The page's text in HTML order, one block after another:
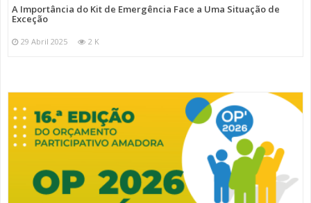
A Importância do Kit de Emergência Face a Uma Situação de
Exceção
29 Abril 2025 2 K